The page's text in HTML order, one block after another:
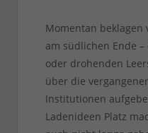
Momentan beklagen
am südlichen Ende
oder drohenden
über die
Institutionen
Ladenideen Platz